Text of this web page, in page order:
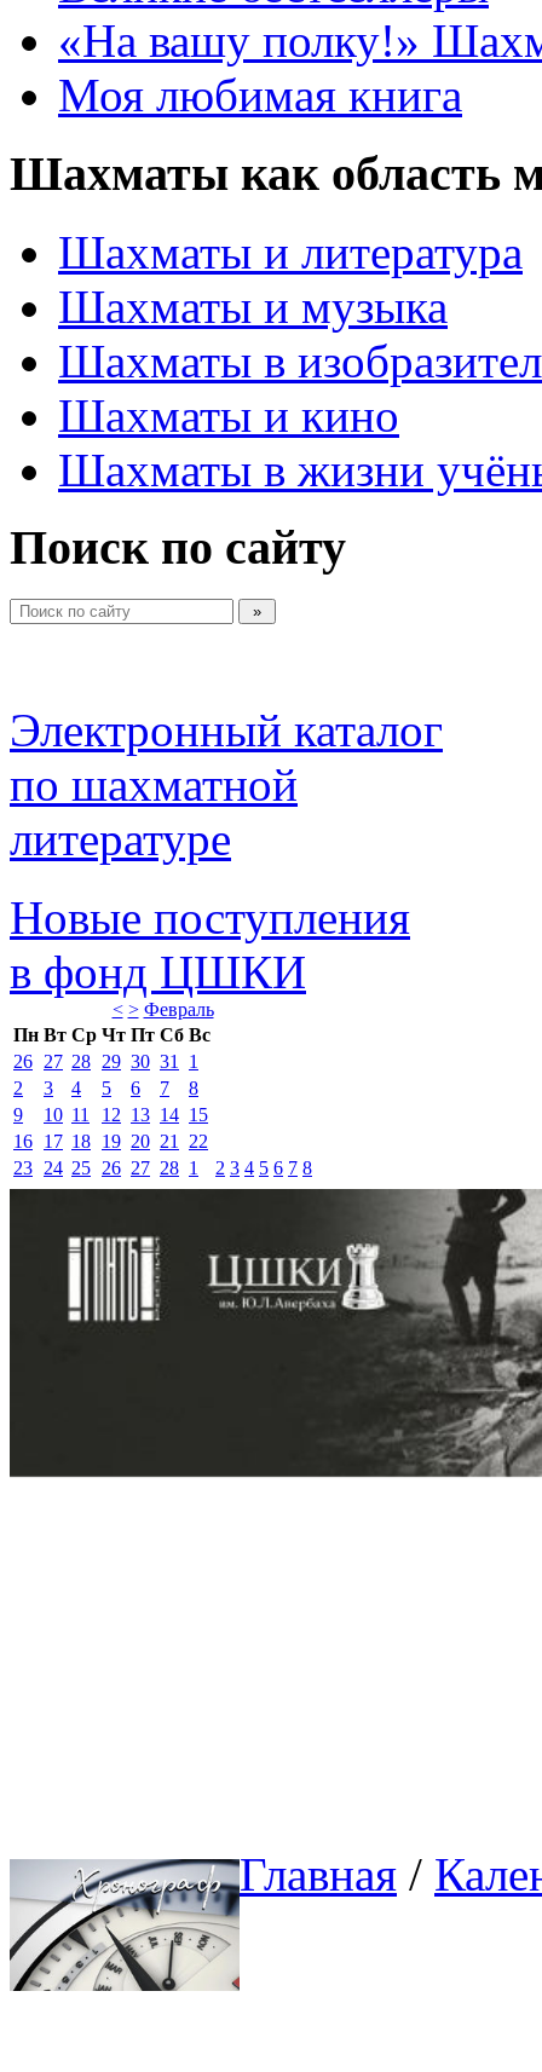
«На вашу полку!»
Моя любимая книга
Шахматы как область
Шахматы и литература
Шахматы и музыка
Шахматы в
Шахматы и кино
Шахматы в жизни
Поиск по сайту
Электронный каталог
по шахматной
литературе
Новые поступления
в фонд ЦШКИ
< > Февраль
Пн Вт Ср Чт Пт Сб Вс
26 27 28 29 30 31
1
2
3 4 5 6 7
8
9
10 11 12 13 14 15
16 17 18 19 20 21
22
23 24 25 26 27 28 1 2 3 4 5 6 7 8
Главная /